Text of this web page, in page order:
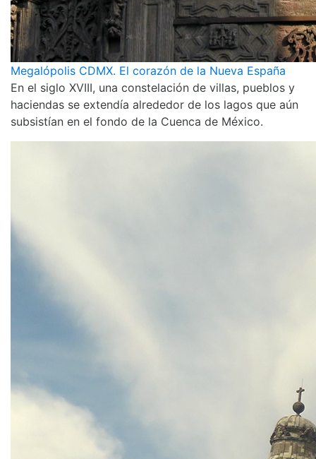
Megalópolis CDMX. El corazón de la Nueva España
En el siglo XVIII, una constelación de villas, pueblos y
haciendas se extendía alrededor de los lagos que aún
subsistían en el fondo de la Cuenca de México.